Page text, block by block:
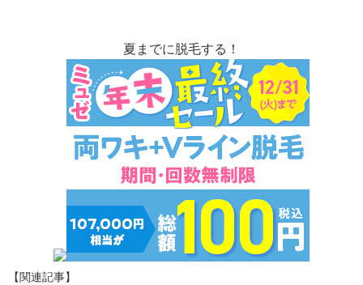
夏までに脱毛する！
【関連記事】